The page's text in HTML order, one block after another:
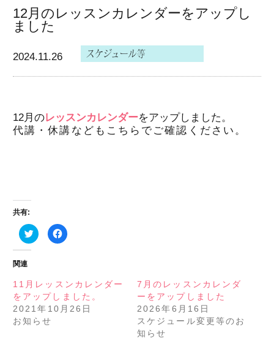
12月のレッスンカレンダーをアップし
ました
2024.11.26
12月のレッスンカレンダーをアップしました。
代講・休講などもこちらでご確認ください。
共有:
ク
リ
で
共
有
(新
し
い
ウ
Facebook
で
は
ク
リ
ッ
ク
関連
11月レッスンカレンダー
をアップしました。
2021年10月26日
お知らせ
7月のレッスンカレンダ
ーをアップしました
2026年6月16日
スケジュール変更等のお
知らせ